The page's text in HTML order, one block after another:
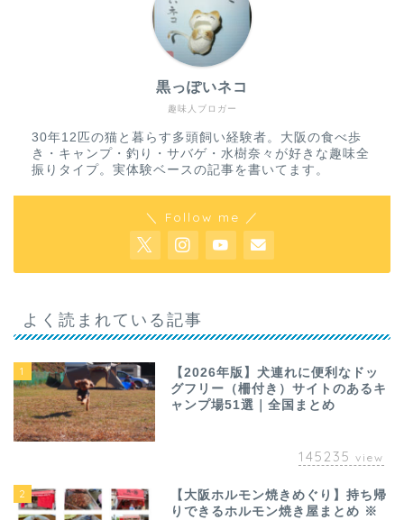
趣味人ブロガー
黒っぽいネコ
30年12匹の猫と暮らす多頭飼い経験者。大阪の食べ歩
き・キャンプ・釣り・サバゲ・水樹奈々が好きな趣味全
振りタイプ。実体験ベースの記事を書いてます。
＼ Follow me ／
よく読まれている記事
1
【2026年版】犬連れに便利なドッ
グフリー（柵付き）サイトのあるキ
ャンプ場51選｜全国まとめ
145235 view
2
【大阪ホルモン焼きめぐり】持ち帰
りできるホルモン焼き屋まとめ ※